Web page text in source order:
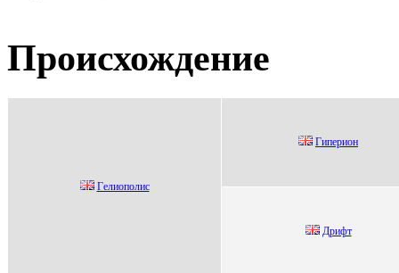
Происхождение
Гeлиoпoлиc
Гипepиoн
Дрифт